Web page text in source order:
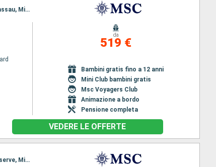
Itinerario : Miami, Ocean cay MSC marine reserve, Nassau, Miami, Ocean cay MSC marine reserve, Nassau, Miami
da
519 €
Bambini gratis fino a 12 anni
Mini Club bambini gratis
Msc Voyagers Club
Animazione a bordo
Pensione completa
VEDERE LE OFFERTE
Itinerario : Miami, Ocean cay MSC marine reserve, Nassau, Miami, Nassau, Ocean cay MSC marine reserve, Miami